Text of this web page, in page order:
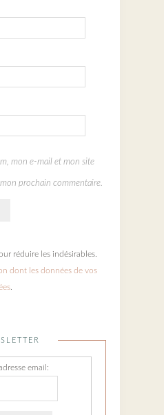
mon e-mail et mon site
prochain commentaire.
réduire les indésirables.
dont les données de vos
email: